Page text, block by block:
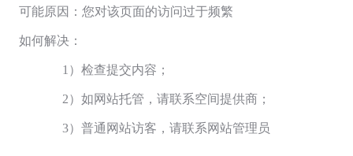
可能原因：您对该页面的访问过于频繁
如何解决：
1）检查提交内容；
2）如网站托管，请联系空间提供商；
3）普通网站访客，请联系网站管理员